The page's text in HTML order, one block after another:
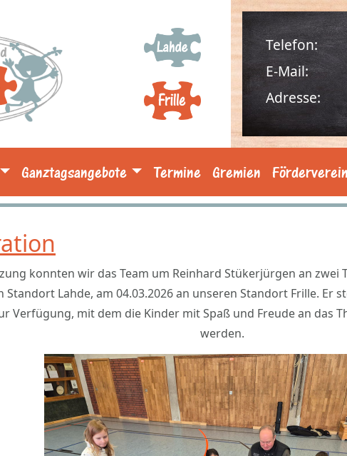
Telefon:
E-Mail:
Adresse:
Ganztagsangebote Termine Gremien Förderverein
konnten wir das Team um Reinhard Stükerjürgen an zwei
Standort Lahde, am 04.03.2026 an unseren Standort Frille. Er
Verfügung, mit dem die Kinder mit Spaß und Freude an das
werden.